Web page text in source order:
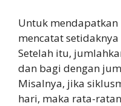
Untuk
mencatat
Setelah itu,
dan bagi dengan
Misalnya, jika
hari, maka rata-